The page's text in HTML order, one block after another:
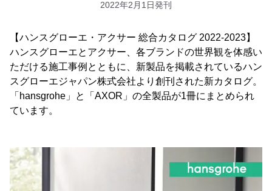
2022年2月1日発刊
【ハンスグローエ・アクサー 総合カタログ 2022-2023】
ハンスグローエとアクサー、各ブランドの世界観を体感い
ただける施工事例とともに、新製品を掲載されているハン
スグローエジャパン株式会社より創刊された新カタログ。
「hansgrohe」と「AXOR」の全製品が1冊にまとめられ
ています。